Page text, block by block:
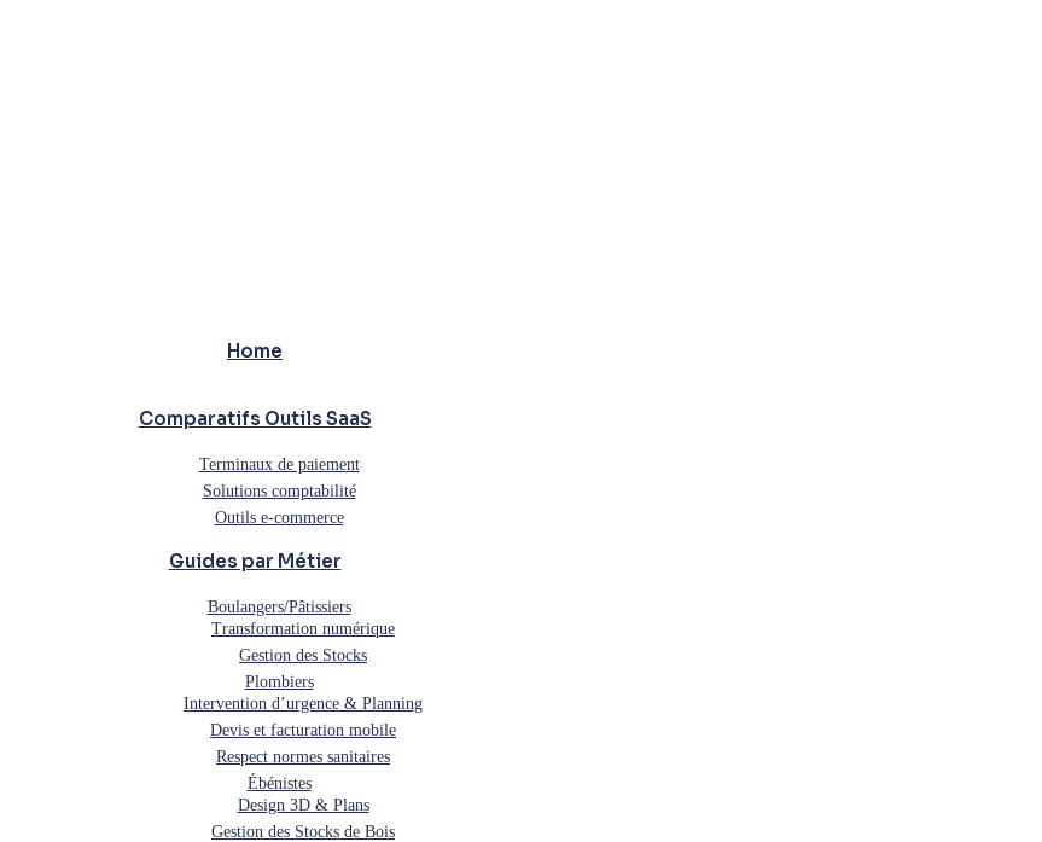
Home
Comparatifs Outils SaaS
Terminaux de paiement
Solutions comptabilité
Outils e-commerce
Guides par Métier
Boulangers/Pâtissiers
Transformation numérique
Gestion des Stocks
Plombiers
Intervention d’urgence & Planning
Devis et facturation mobile
Respect normes sanitaires
Ébénistes
Design 3D & Plans
Gestion des Stocks de Bois